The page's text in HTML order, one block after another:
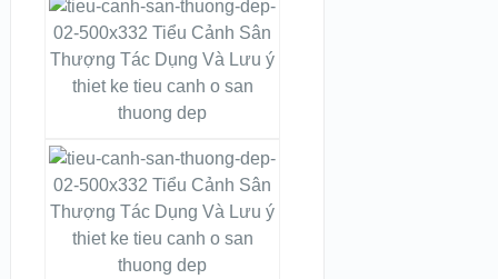
thiet ke tieu canh o san
thuong dep
thiet ke tieu canh o san
thuong dep